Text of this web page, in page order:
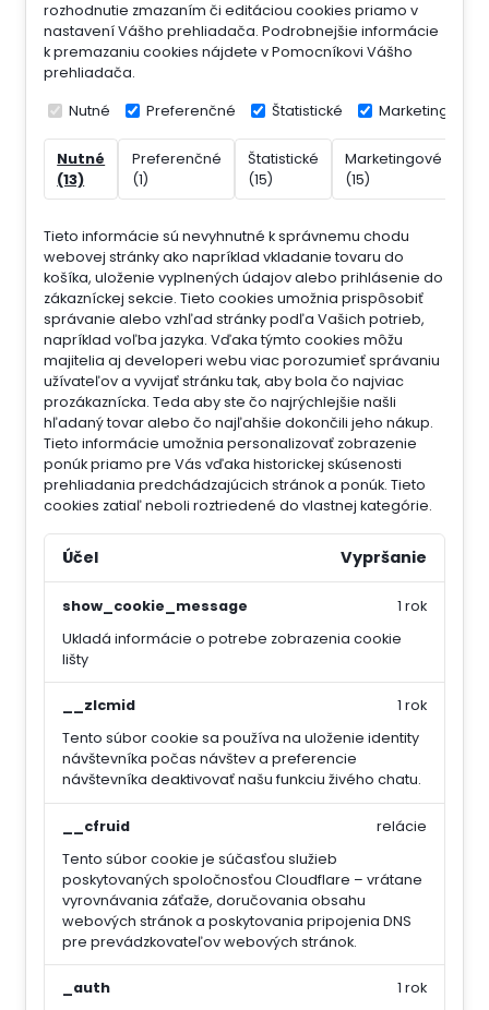
rozhodnutie zmazaním či editáciou cookies priamo v
nastavení Vášho prehliadača. Podrobnejšie informácie
k premazaniu cookies nájdete v Pomocníkovi Vášho
prehliadača.
Nutné Preferenčné Štatistické Marketingové
Nutné
(13)
Preferenčné
(1)
Štatistické
(15)
Marketingové
(15)
Tieto informácie sú nevyhnutné k správnemu chodu
webovej stránky ako napríklad vkladanie tovaru do
košíka, uloženie vyplnených údajov alebo prihlásenie do
zákazníckej sekcie. Tieto cookies umožnia prispôsobiť
správanie alebo vzhľad stránky podľa Vašich potrieb,
napríklad voľba jazyka. Vďaka týmto cookies môžu
majitelia aj developeri webu viac porozumieť správaniu
užívateľov a vyvijať stránku tak, aby bola čo najviac
prozákaznícka. Teda aby ste čo najrýchlejšie našli
hľadaný tovar alebo čo najľahšie dokončili jeho nákup.
Tieto informácie umožnia personalizovať zobrazenie
ponúk priamo pre Vás vďaka historickej skúsenosti
prehliadania predchádzajúcich stránok a ponúk. Tieto
cookies zatiaľ neboli roztriedené do vlastnej kategórie.
Účel Vypršanie
show_cookie_message
Ukladá informácie o potrebe zobrazenia cookie
lišty
1 rok
__zlcmid
Tento súbor cookie sa používa na uloženie identity
návštevníka počas návštev a preferencie
návštevníka deaktivovať našu funkciu živého chatu.
1 rok
__cfruid
Tento súbor cookie je súčasťou služieb
poskytovaných spoločnosťou Cloudflare – vrátane
vyrovnávania záťaže, doručovania obsahu
webových stránok a poskytovania pripojenia DNS
pre prevádzkovateľov webových stránok.
relácie
_auth
1 rok